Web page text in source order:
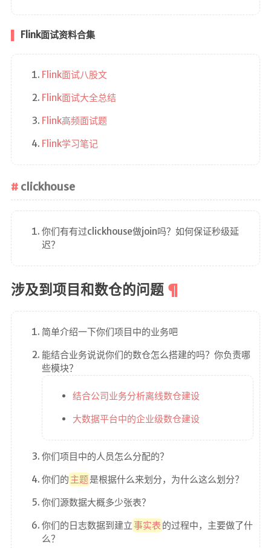
Flink面试资料合集
Flink面试八股文
Flink面试大全总结
Flink高频面试题
Flink学习笔记
clickhouse
你们有有过clickhouse做join吗？如何保证秒级延
迟？
涉及到项目和数仓的问题
简单介绍一下你们项目中的业务吧
能结合业务说说你们的数仓怎么搭建的吗？你负责哪
些模块？
结合公司业务分析离线数仓建设
大数据平台中的企业级数仓建设
你们项目中的人员怎么分配的？
你们的 主题是根据什么来划分，为什么这么划分？
你们源数据大概多少张表？
你们的日志数据到建立事实表 的过程中，主要做了什
么？